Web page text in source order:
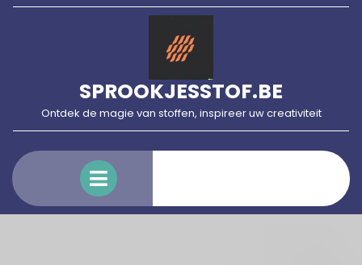
Skip
SPROOKJESSTOF.BE
Ontdek de magie van stoffen, inspireer uw creativiteit
Menu